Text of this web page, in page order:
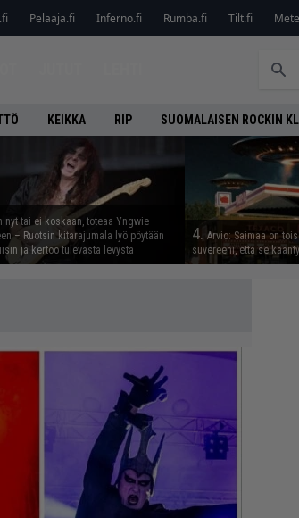
Pelaaja.fi Inferno.fi Rumba.fi Tilt.fi
KEIKKA RIP SUOMALAISEN ROCKIN
nyt tai ei koskaan, toteaa Yngwie
– Ruotsin kitarajumala lyö pöytään
ja kertoo tulevasta levystä
4. Arvio: Saimaa on
suvereeni, että se